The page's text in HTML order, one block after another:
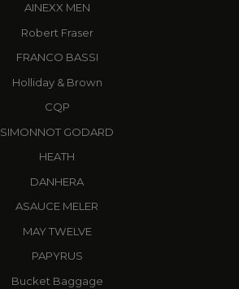
AINEXX MEN
Robert Fraser
FRANCO BASSI
Holliday & Brown
CQP
SIMONNOT GODARD
HEATH
DANHERA
ASAUCE MELER
MAY TWELVE
PAPYRUS
Bucket Baggage